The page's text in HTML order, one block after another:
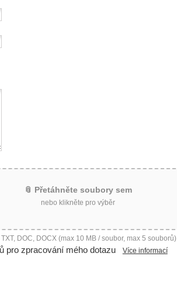
📎 Přetáhněte soubory sem
nebo klikněte pro výběr
DOC, DOCX (max 10 MB / soubor, max 5 souborů)
pro zpracování mého dotazu Více informací